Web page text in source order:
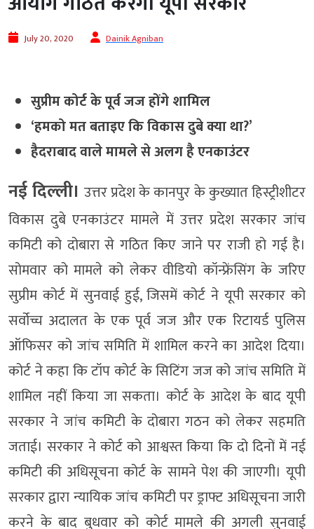
July 20, 2020 Dainik Agniban
सुप्रीम कोर्ट के पूर्व जज होंगे शामिल
‘हमको मत बताइए कि विकास दुबे क्या था?’
हैदराबाद वाले मामले से अलग है एनकाउंटर
नई दिल्ली। उत्तर प्रदेश के कानपुर के कुख्यात हिस्ट्रीशीटर
विकास दुबे एनकाउंटर मामले में उत्तर प्रदेश सरकार जांच
कमिटी को दोबारा से गठित किए जाने पर राजी हो गई है।
सोमवार को मामले को लेकर वीडियो कॉन्फ्रेंसिंग के जरिए
सुप्रीम कोर्ट में सुनवाई हुई, जिसमें कोर्ट ने यूपी सरकार को
सर्वोच्च अदालत के एक पूर्व जज और एक रिटायर्ड पुलिस
ऑफिसर को जांच समिति में शामिल करने का आदेश दिया।
कोर्ट ने कहा कि टॉप कोर्ट के सिटिंग जज को जांच समिति में
शामिल नहीं किया जा सकता। कोर्ट के आदेश के बाद यूपी
सरकार ने जांच कमिटी के दोबारा गठन को लेकर सहमति
जताई। सरकार ने कोर्ट को आश्वस्त किया कि दो दिनों में नई
कमिटी की अधिसूचना कोर्ट के सामने पेश की जाएगी। यूपी
सरकार द्वारा न्यायिक जांच कमिटी पर ड्राफ्ट अधिसूचना जारी
करने के बाद बुधवार को कोर्ट मामले की अगली सुनवाई